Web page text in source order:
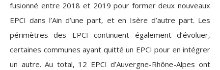
fusionné entre 2018 et 2019 pour former deux nouveaux
EPCI dans l’Ain d’une part, et en Isère d’autre part. Les
périmètres des EPCI continuent également d’évoluer,
certaines communes ayant quitté un EPCI pour en intégrer
un autre. Au total, 12 EPCI d’Auvergne-Rhône-Alpes ont